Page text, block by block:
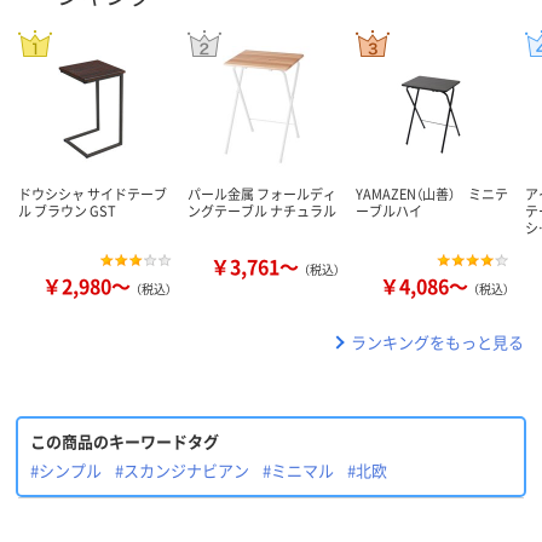
ドウシシャ サイドテーブ
ル ブラウン GST
￥2,980～ （税込）
パール金属 フォールディ
ングテーブル ナチュラル
￥3,761～ （税込）
YAMAZEN（山善） ミニテ
ーブルハイ
￥4,086～ （税込）
ランキングをもっと見る
この商品のキーワードタグ
#シンプル
#スカンジナビアン #ミニマル #北欧